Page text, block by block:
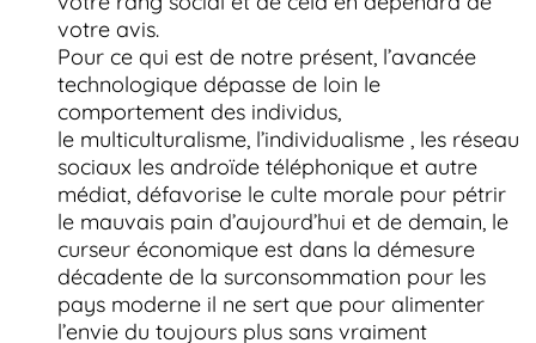
votre avis.
Pour ce qui est de notre présent, l’avancée
technologique dépasse de loin le
comportement des individus,
le multiculturalisme, l’individualisme , les réseau
sociaux les androïde téléphonique et autre
médiat, défavorise le culte morale pour pétrir
le mauvais pain d’aujourd’hui et de demain, le
curseur économique est dans la démesure
décadente de la surconsommation pour les
pays moderne il ne sert que pour alimenter
l’envie du toujours plus sans vraiment